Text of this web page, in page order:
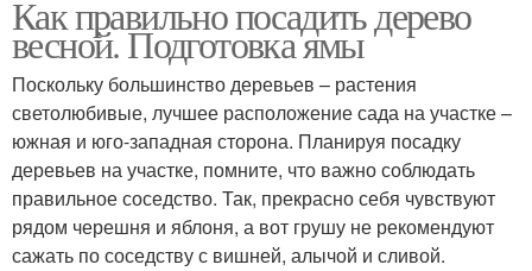
Как правильно посадить дерево
весной. Подготовка ямы
Поскольку большинство деревьев – растения
светолюбивые, лучшее расположение сада на участке –
южная и юго-западная сторона. Планируя посадку
деревьев на участке, помните, что важно соблюдать
правильное соседство. Так, прекрасно себя чувствуют
рядом черешня и яблоня, а вот грушу не рекомендуют
сажать по соседству с вишней, алычой и сливой.